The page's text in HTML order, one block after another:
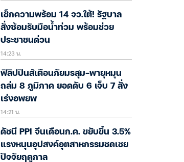
เช็กความพร้อม 14 จว.ใต้! รัฐบาล
สั่งซ้อมรับมือน้ำท่วม พร้อมช่วย
ประชาชนด่วน
14:23 น.
ฟิลิปปินส์เตือนภัยมรสุม-พายุหมุน
ถล่ม 8 ภูมิภาค ยอดดับ 6 เจ็บ 7 สั่ง
เร่งอพยพ
14:21 น.
ดัชนี PPI จีนเดือนก.ค. ขยับขึ้น 3.5%
แรงหนุนอุปสงค์อุตสาหกรรมชดเชย
ปัจจัยฤดูกาล